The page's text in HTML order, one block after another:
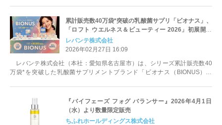
累計販売数40万袋*突破の乳酸菌サプリ「ビオナス」、
「ロフト ウエルネス＆ビューティー 2026」初展開で
反響 1日1粒の“頑張らない私メンテ”習慣がSNSで話
題
レバンテ株式会社
2026年02月27日 16:09
レバンテ株式会社（本社：愛知県名古屋市）は、シリーズ累計販売数40
万袋*を突破した乳酸菌サプリメントブランド「ビオナス（BIONUS）」
『バイフェーズ フォグ バランサー』2026年4月1日
（水）より数量限定販売
ちふれホールディングス株式会社